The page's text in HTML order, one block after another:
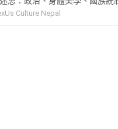
Culture Nepal